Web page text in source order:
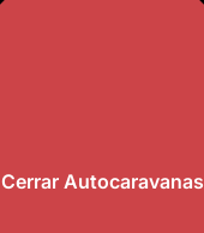
Cerrar Autocaravanas